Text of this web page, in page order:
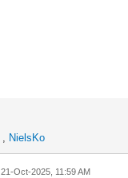
, NielsKo
21-Oct-2025, 11:59 AM